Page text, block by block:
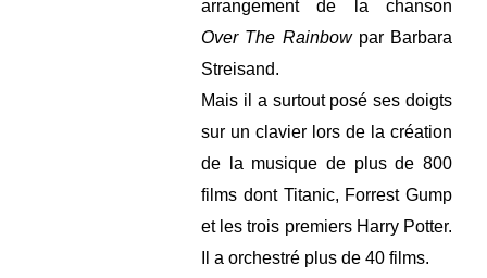
arrangement de la chanson
Over The Rainbowpar Barbara
Streisand.
Mais il a surtout posé ses doigts
sur un clavier lors de la création
de la musique de plus de 800
films dont Titanic, Forrest Gump
et les trois premiers Harry Potter.
Il a orchestré plus de 40 films.